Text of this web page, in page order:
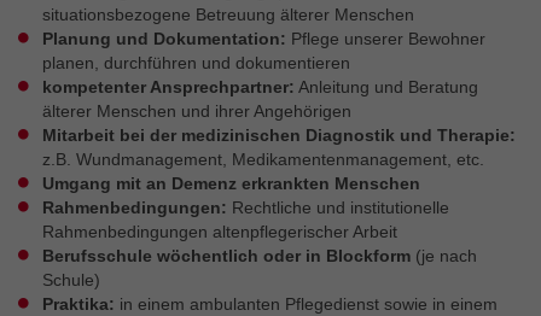
situationsbezogene Betreuung älterer Menschen
Planung und Dokumentation: Pflege unserer Bewohner
planen, durchführen und dokumentieren
kompetenter Ansprechpartner: Anleitung und Beratung
älterer Menschen und ihrer Angehörigen
Mitarbeit bei der medizinischen Diagnostik und Therapie:
z.B. Wundmanagement, Medikamentenmanagement, etc.
Umgang mit an Demenz erkrankten Menschen
Rahmenbedingungen: Rechtliche und institutionelle
Rahmenbedingungen altenpflegerischer Arbeit
Berufsschule wöchentlich oder in Blockform (je nach
Schule)
Praktika: in einem ambulanten Pflegedienst sowie in einem